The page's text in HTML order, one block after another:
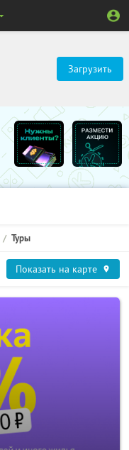
Загрузить
Туры
Показать на карте